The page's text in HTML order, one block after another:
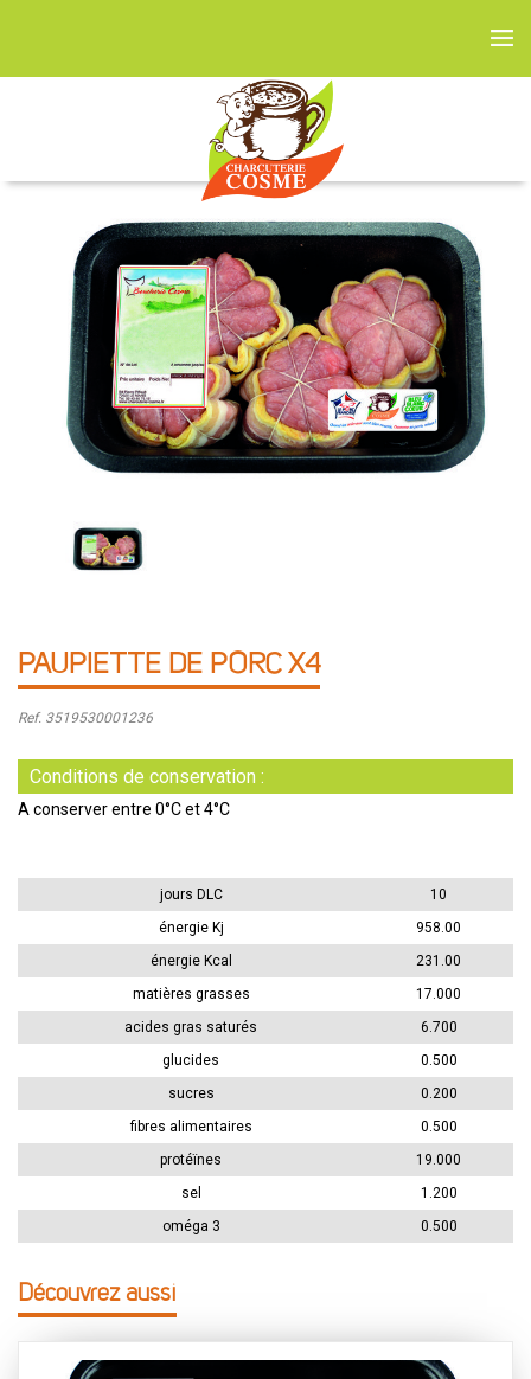
PAUPIETTE DE PORC X4
Ref. 3519530001236
Conditions de conservation :
A conserver entre 0°C et 4°C
jours DLC
10
énergie Kj
958.00
énergie Kcal
231.00
matières grasses
17.000
acides gras saturés
6.700
glucides
0.500
sucres
0.200
fibres alimentaires
0.500
protéïnes
19.000
sel
1.200
oméga 3
0.500
Découvrez aussi